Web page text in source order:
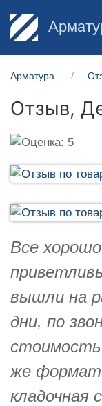
Арматура
Отзыв,
Все
вышли на
дни, по
стоимость
же
кладочная